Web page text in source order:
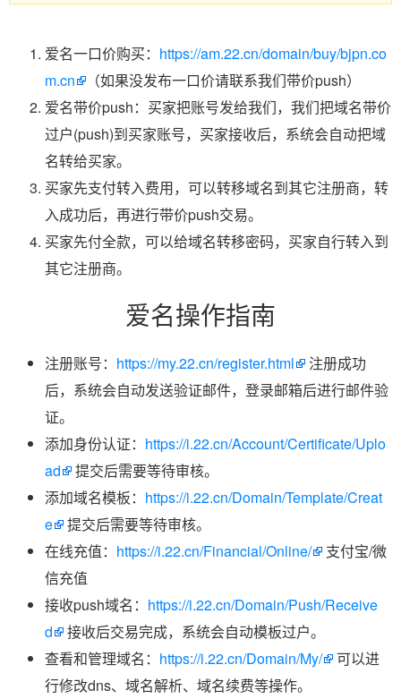
爱名一口价购买： https://am.22.cn/domain/buy/bjpn.co
m.cn
（如果没发布一口价请联系我们带价push）
爱名带价push：买家把账号发给我们，我们把域名带价
过户(push)到买家账号，买家接收后，系统会自动把域
名转给买家。
买家先支付转入费用，可以转移域名到其它注册商，转
入成功后，再进行带价push交易。
买家先付全款，可以给域名转移密码，买家自行转入到
其它注册商。
爱名操作指南
注册账号： https://my.22.cn/register.html
注册成功
后，系统会自动发送验证邮件，登录邮箱后进行邮件验
证。
添加身份认证： https://i.22.cn/Account/Certificate/Uplo
ad
提交后需要等待审核。
添加域名模板： https://i.22.cn/Domain/Template/Creat
e
提交后需要等待审核。
在线充值： https://i.22.cn/Financial/Online/
支付宝/微
信充值
接收push域名： https://i.22.cn/Domain/Push/Receive
d
接收后交易完成，系统会自动模板过户。
查看和管理域名： https://i.22.cn/Domain/My/
可以进
行修改dns、域名解析、域名续费等操作。